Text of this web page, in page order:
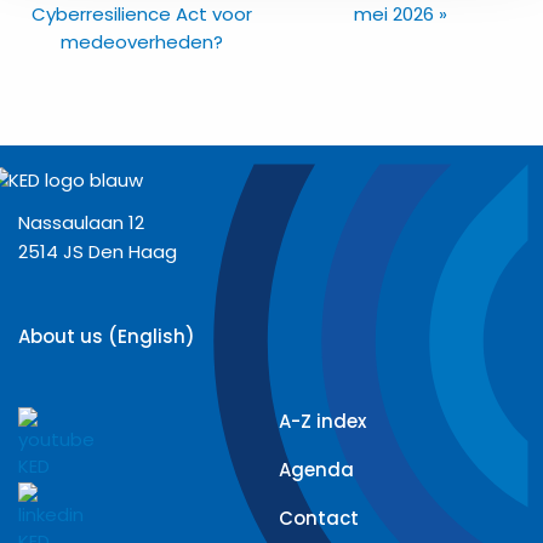
Cyberresilience Act voor
medeoverheden?
mei 2026 »
Nassaulaan 12
2514 JS Den Haag
About us (English)
A-Z index
Agenda
Contact